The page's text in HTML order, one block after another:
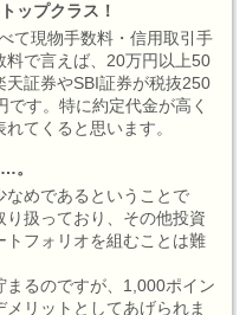
ップクラス！
て現物手数料・信用取引手
料で言えば、20万円以上50
証券やSBI証券が税抜250
す。特に約定代金が高く
てくると思います。
。
なめであるということで
扱っており、その他投資
フォリオを組むことは難
まるのですが、1,000ポイン
メリットとしてあげられま